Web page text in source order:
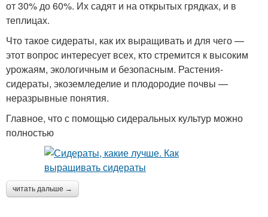
от 30% до 60%. Их садят и на открытых грядках, и в
теплицах.
Что такое сидераты, как их выращивать и для чего —
этот вопрос интересует всех, кто стремится к высоким
урожаям, экологичным и безопасным. Растения-
сидераты, экоземледелие и плодородие почвы —
неразрывные понятия.
Главное, что с помощью сидеральных культур можно
полностью
читать дальше →